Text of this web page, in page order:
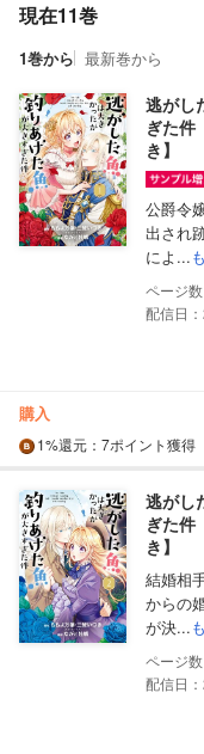
現在11巻
1巻から 最新巻から
逃がし
ぎた件
き】
公爵令
出され
によ...
配信日
購入
1%還元 ：7ポイント獲得
逃がし
ぎた件
き】
結婚相
からの
が決...
配信日